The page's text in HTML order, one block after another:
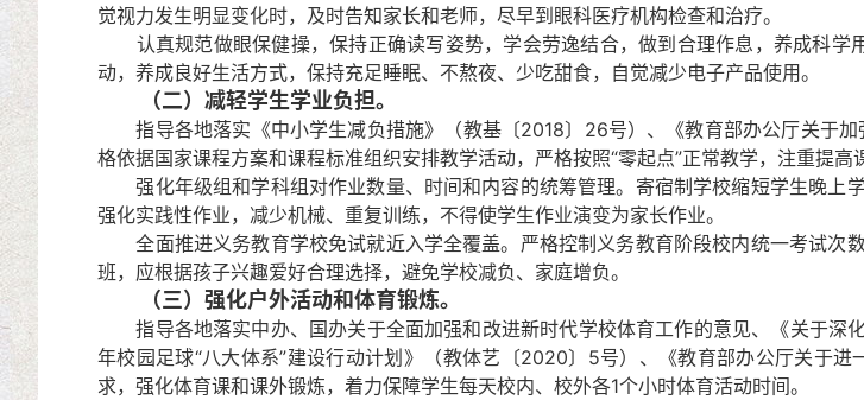
觉视力发生明显变化时，及时告知家长和老师，尽早到眼科医疗机构检查和治疗。
认真规范做眼保健操，保持正确读写姿势，学会劳逸结合，做到合理作息，养成科学
动，养成良好生活方式，保持充足睡眠、不熬夜、少吃甜食，自觉减少电子产品使用。
（二）减轻学生学业负担。
指导各地落实《中小学生减负措施》（教基〔2018〕26号）、《教育部办公厅关于加
格依据国家课程方案和课程标准组织安排教学活动，严格按照“零起点”正常教学，注重提
强化年级组和学科组对作业数量、时间和内容的统筹管理。寄宿制学校缩短学生晚上
强化实践性作业，减少机械、重复训练，不得使学生作业演变为家长作业。
全面推进义务教育学校免试就近入学全覆盖。严格控制义务教育阶段校内统一考试次
班，应根据孩子兴趣爱好合理选择，避免学校减负、家庭增负。
（三）强化户外活动和体育锻炼。
指导各地落实中办、国办关于全面加强和改进新时代学校体育工作的意见、《关于深
年校园足球“八大体系”建设行动计划》（教体艺〔2020〕5号）、《教育部办公厅关于
求，强化体育课和课外锻炼，着力保障学生每天校内、校外各1个小时体育活动时间。